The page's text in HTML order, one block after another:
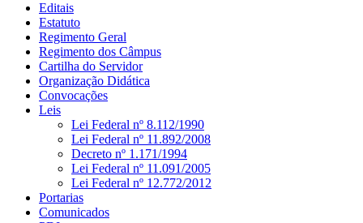
Editais
Estatuto
Regimento Geral
Regimento dos Câmpus
Cartilha do Servidor
Organização Didática
Convocações
Leis
Lei Federal nº 8.112/1990
Lei Federal nº 11.892/2008
Decreto nº 1.171/1994
Lei Federal nº 11.091/2005
Lei Federal nº 12.772/2012
Portarias
Comunicados